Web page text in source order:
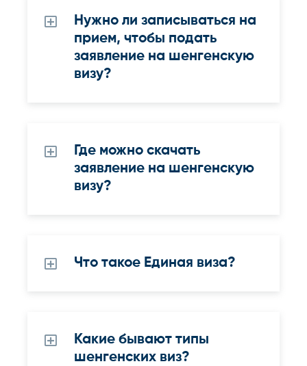
Нужно ли записываться на
прием, чтобы подать
заявление на шенгенскую
визу?
Где можно скачать
заявление на шенгенскую
визу?
Что такое Единая виза?
Какие бывают типы
шенгенских виз?